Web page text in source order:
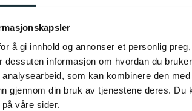
å gi innhold og annonser et personlig
dessuten informasjon om hvordan du
som kan kombinere den
gjennom din bruk av tjenestene deres.
våre sider.